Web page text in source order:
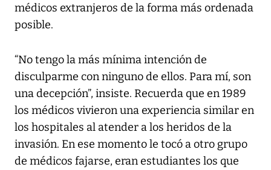
médicos extranjeros de la forma más ordenada
posible.
“No tengo la más mínima intención de
disculparme con ninguno de ellos. Para mí, son
una decepción”, insiste. Recuerda que en 1989
los médicos vivieron una experiencia similar en
los hospitales al atender a los heridos de la
invasión. En ese momento le tocó a otro grupo
de médicos fajarse, eran estudiantes los que